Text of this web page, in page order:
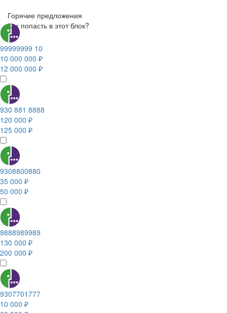
Горячие предложения
Как попасть в этот блок?
99999999 10
10 000 000 ₽
12 000 000 ₽
930 881 8888
120 000 ₽
125 000 ₽
9308800880
35 000 ₽
50 000 ₽
9888989989
130 000 ₽
200 000 ₽
9307701777
10 000 ₽